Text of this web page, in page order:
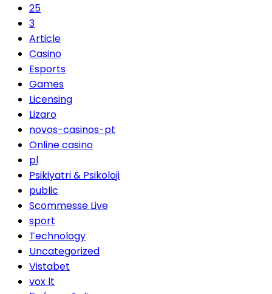
25
3
Article
Casino
Esports
Games
Licensing
Lizaro
novos-casinos-pt
Online casino
pl
Psikiyatri & Psikoloji
public
Scommesse Live
sport
Technology
Uncategorized
Vistabet
vox lt